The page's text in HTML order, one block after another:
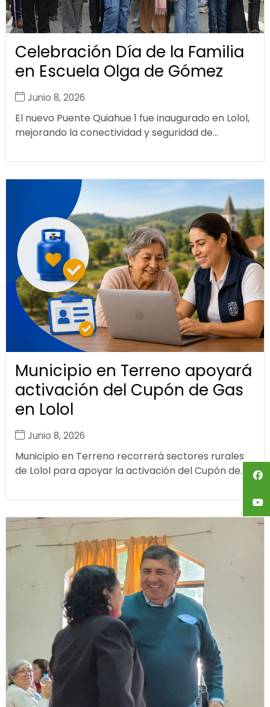
Celebración Día de la Familia
en Escuela Olga de Gómez
Junio 8, 2026
El nuevo Puente Quiahue 1 fue inaugurado en Lolol,
mejorando la conectividad y seguridad de...
Municipio en Terreno apoyará
activación del Cupón de Gas
en Lolol
Junio 8, 2026
Municipio en Terreno recorrerá sectores rurales
de Lolol para apoyar la activación del Cupón de...